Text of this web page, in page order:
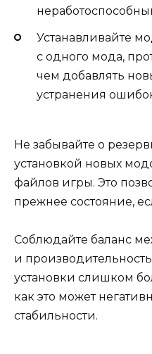
Устанавливайте
с одного мода,
чем добавлять
устранения
Не забывайте о
установкой новых
файлов игры. Это
прежнее состояние,
Соблюдайте баланс
и
установки слишком
как это может
стабильности.